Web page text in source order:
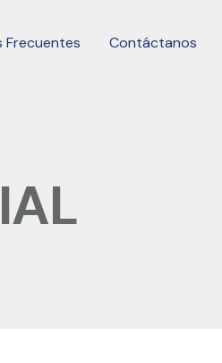
Frecuentes Contáctanos